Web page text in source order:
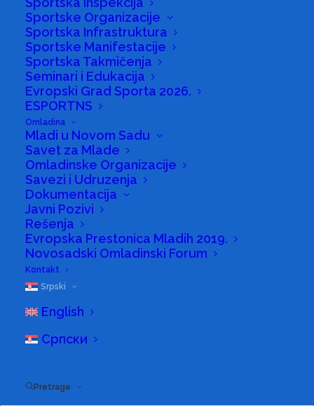
Sportske Organizacije
Sportska Infrastruktura
Sportske Manifestacije
Sportska Takmičenja
Seminari i Edukacija
Evropski Grad Sporta 2026.
ESPORTNS
Omladina
Mladi u Novom Sadu
Savet za Mlade
Omladinske Organizacije
Savezi i Udruzenja
Dokumentacija
Javni Pozivi
Rešenja
Evropska Prestonica Mladih 2019.
Novosadski Omladinski Forum
Kontakt
Srpski
English
Српски
Pretrage
Obaveštenje
22/05/2025 | USPORT,VESTI
Obaveštavaju se organizacije u
oblasti sporta sa sedištem na
teritoriji Grada Novog Sada da je
dana 22. maja 2025. godine stupio
na snagu novi Pravilnik o
kojima se ostvaruju potrebe i
teritoriji Grada Novog Sada